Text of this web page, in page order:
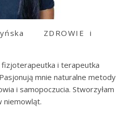
ZDROWIE i
fizjoterapeutka i terapeutka
mnie naturalne metody
i samopoczucia. Stworzyłam
niemowląt.